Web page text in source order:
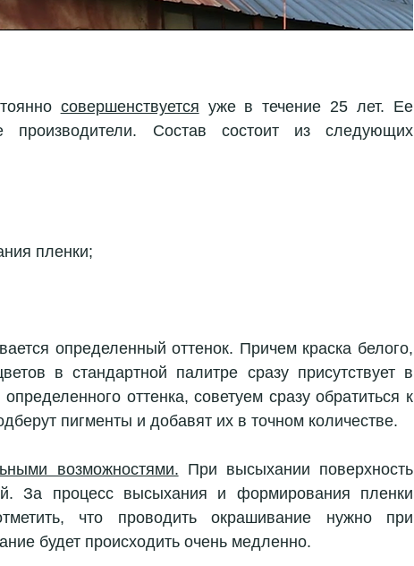
совершенствуется уже в течение 25 лет. Ее
производители. Состав состоит из следующих
пленки;
определенный оттенок. Причем краска белого,
в стандартной палитре сразу присутствует в
оттенка, советуем сразу обратиться к
пигменты и добавят их в точном количестве.
возможностями. При высыхании поверхность
За процесс высыхания и формирования пленки
что проводить окрашивание нужно при
будет происходить очень медленно.